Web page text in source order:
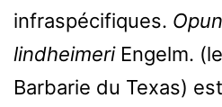
infraspécifiques.
lindheimeriEngelm.
Barbarie du Texas)